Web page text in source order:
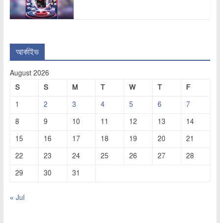
আর্কাইভ
August 2026
S
S M T W T
F
1
2 3 4 5 6
7
8
9 10 11 12 13
14
15
16 17 18 19 20
21
22
23 24 25 26 27
28
29
30 31
« Jul